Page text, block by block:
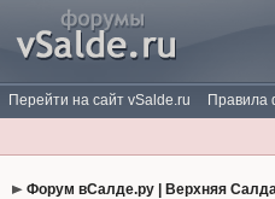
Перейти на сайт vSalde.ru Правила
Форум вСалде.ру | Верхняя